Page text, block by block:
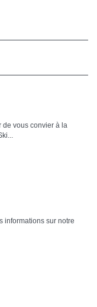
de vous convier à la
informations sur notre